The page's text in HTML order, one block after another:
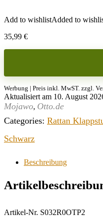
Add to wishlistAdded to
35,99 €
Werbung | Preis inkl. MwST. zzgl.
Aktualisiert am 10. August
Mojawo, Otto.de
Categories: Rattan
Schwarz
Beschreibung
Artikel-Nr. S032R0OTP2